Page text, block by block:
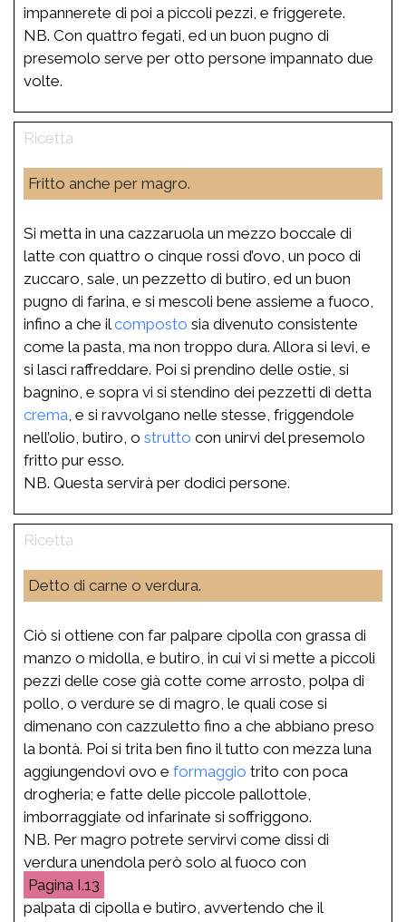
impannerete di poi a piccoli pezzi, e friggerete.
NB. Con quattro fegati, ed un buon pugno di
presemolo serve per otto persone impannato due
volte.
Fritto anche per magro.
Si metta in una cazzaruola un mezzo boccale di
latte con quattro o cinque rossi d’ovo, un poco di
zuccaro, sale, un pezzetto di butiro, ed un buon
pugno di farina, e si mescoli bene assieme a fuoco,
infino a che ilcomposto sia divenuto consistente
come la pasta, ma non troppo dura. Allora si levi, e
si lasci raffreddare. Poi si prendino delle ostie, si
bagnino, e sopra vi si stendino dei pezzetti di detta
crema , e si ravvolgano nelle stesse, friggendole
nell’olio, butiro, o strutto con unirvi del presemolo
fritto pur esso.
NB. Questa servirà per dodici persone.
Detto di carne o verdura.
Ciò si ottiene con far palpare cipolla con grassa di
manzo o midolla, e butiro, in cui vi si mette a piccoli
pezzi delle cose già cotte come arrosto, polpa di
pollo, o verdure se di magro, le quali cose si
dimenano con cazzuletto fino a che abbiano preso
la bontà. Poi si trita ben fino il tutto con mezza luna
aggiungendovi ovo e formaggio trito con poca
drogheria; e fatte delle piccole pallottole,
imborraggiate od infarinate si soffriggono.
NB. Per magro potrete servirvi come dissi di
verdura unendola però solo al fuoco con
I.13
palpata di cipolla e butiro, avvertendo che il